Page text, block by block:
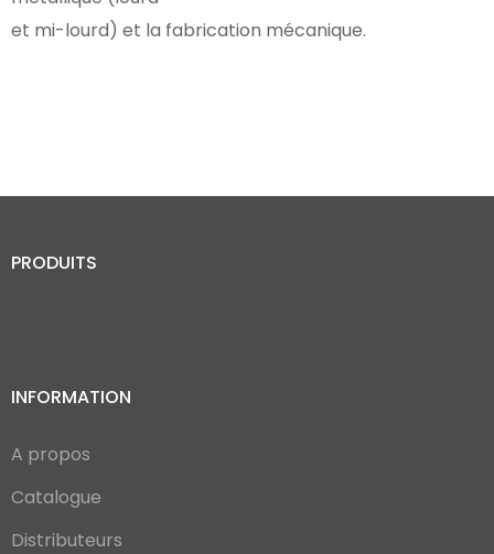
et mi-lourd) et la fabrication mécanique.
PRODUITS
INFORMATION
A propos
Catalogue
Distributeurs